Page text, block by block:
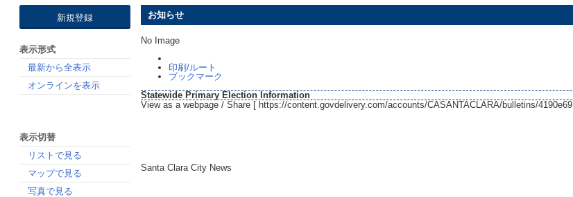
新規登録
表示形式
最新から全表示
オンラインを表示
表示切替
リストで見る
マップで見る
写真で見る
お知らせ
No Image
印刷/ルート
ブックマーク
Statewide Primary Election Information
View as a webpage / Share [ https://content.govdelivery.com/accounts/CASANTACLARA/bulletins/4190e69
Santa Clara City News